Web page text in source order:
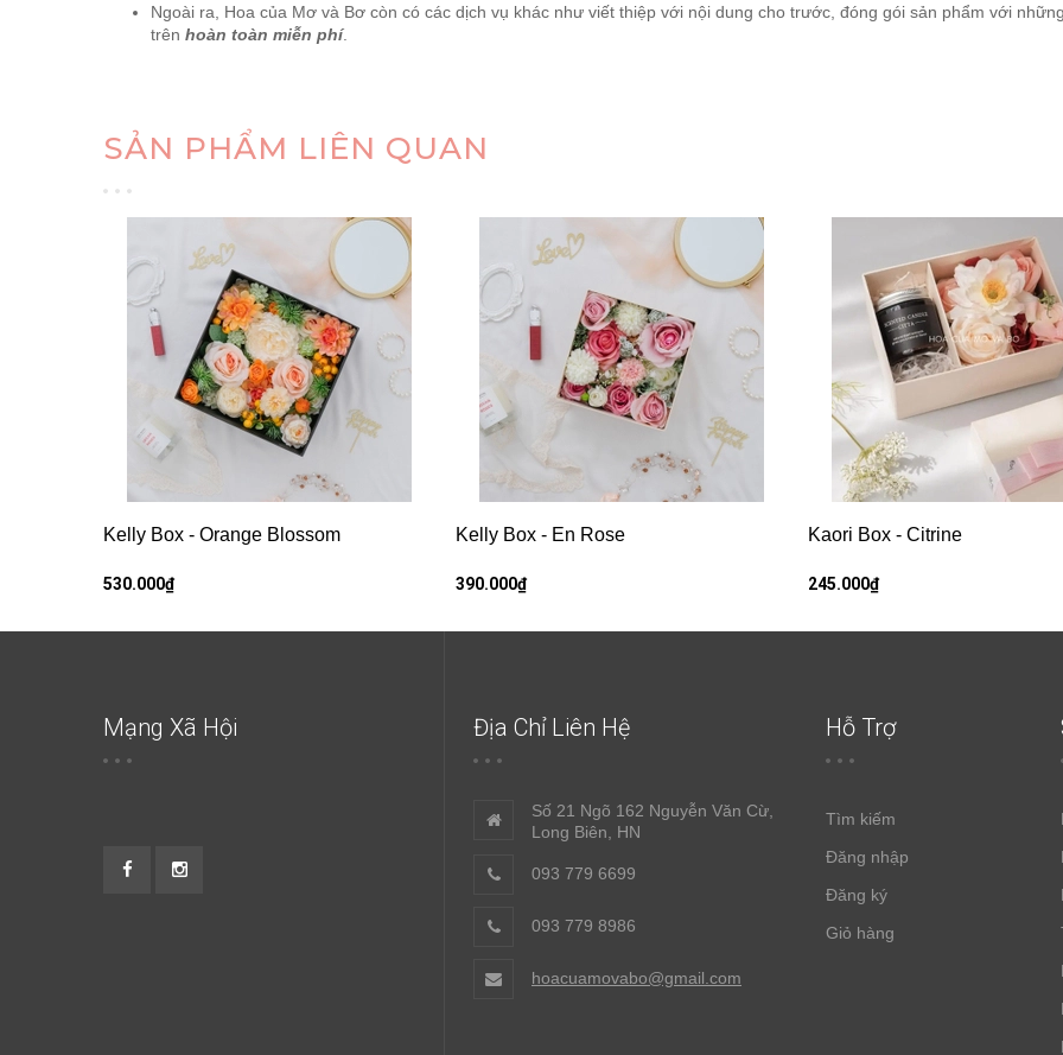
Ngoài ra, Hoa của Mơ và Bơ còn có các dịch vụ khác như viết thiệp với nội dung cho trước, đóng gói sản phẩm với
trên hoàn toàn miễn phí.
SẢN PHẨM LIÊN QUAN
Kelly Box - Orange Blossom
530.000₫
Kelly Box - En Rose
390.000₫
Kaori Box - Citrine
245.000₫
Mạng Xã Hội Địa Chỉ Liên Hệ
Số 21 Ngõ 162 Nguyễn Văn Cừ,
Long Biên, HN
093 779 6699
093 779 8986
hoacuamovabo@gmail.com
Hỗ Trợ
Tìm kiếm
Đăng nhập
Đăng ký
Giỏ hàng